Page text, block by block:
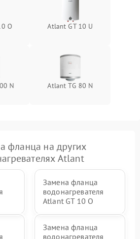
O Atlant GT 10 U
N Atlant TG 80 N
фланца на других
Atlant
Замена фланца
водонагревателя
Atlant GT 10 O
Замена фланца
водонагревателя